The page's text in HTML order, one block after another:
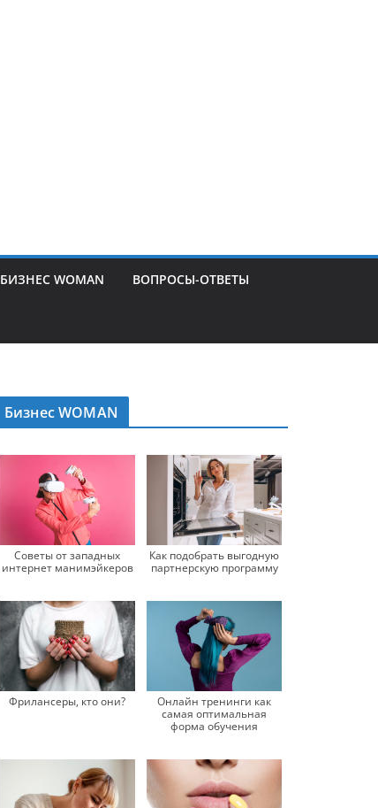
БИЗНЕС WOMAN ВОПРОСЫ-ОТВЕТЫ
Бизнес WOMAN
Советы от западных
интернет манимэйкеров
Как подобрать выгодную
партнерскую программу
Фрилансеры, кто они?
Онлайн тренинги как
самая оптимальная
форма обучения